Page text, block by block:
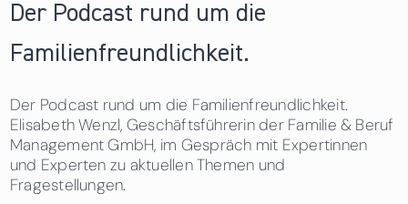
Der Podcast rund um die
Familienfreundlichkeit.
Der Podcast rund um die Familienfreundlichkeit.
Elisabeth Wenzl, Geschäftsführerin der Familie & Beruf
Management GmbH, im Gespräch mit Expertinnen
und Experten zu aktuellen Themen und
Fragestellungen.